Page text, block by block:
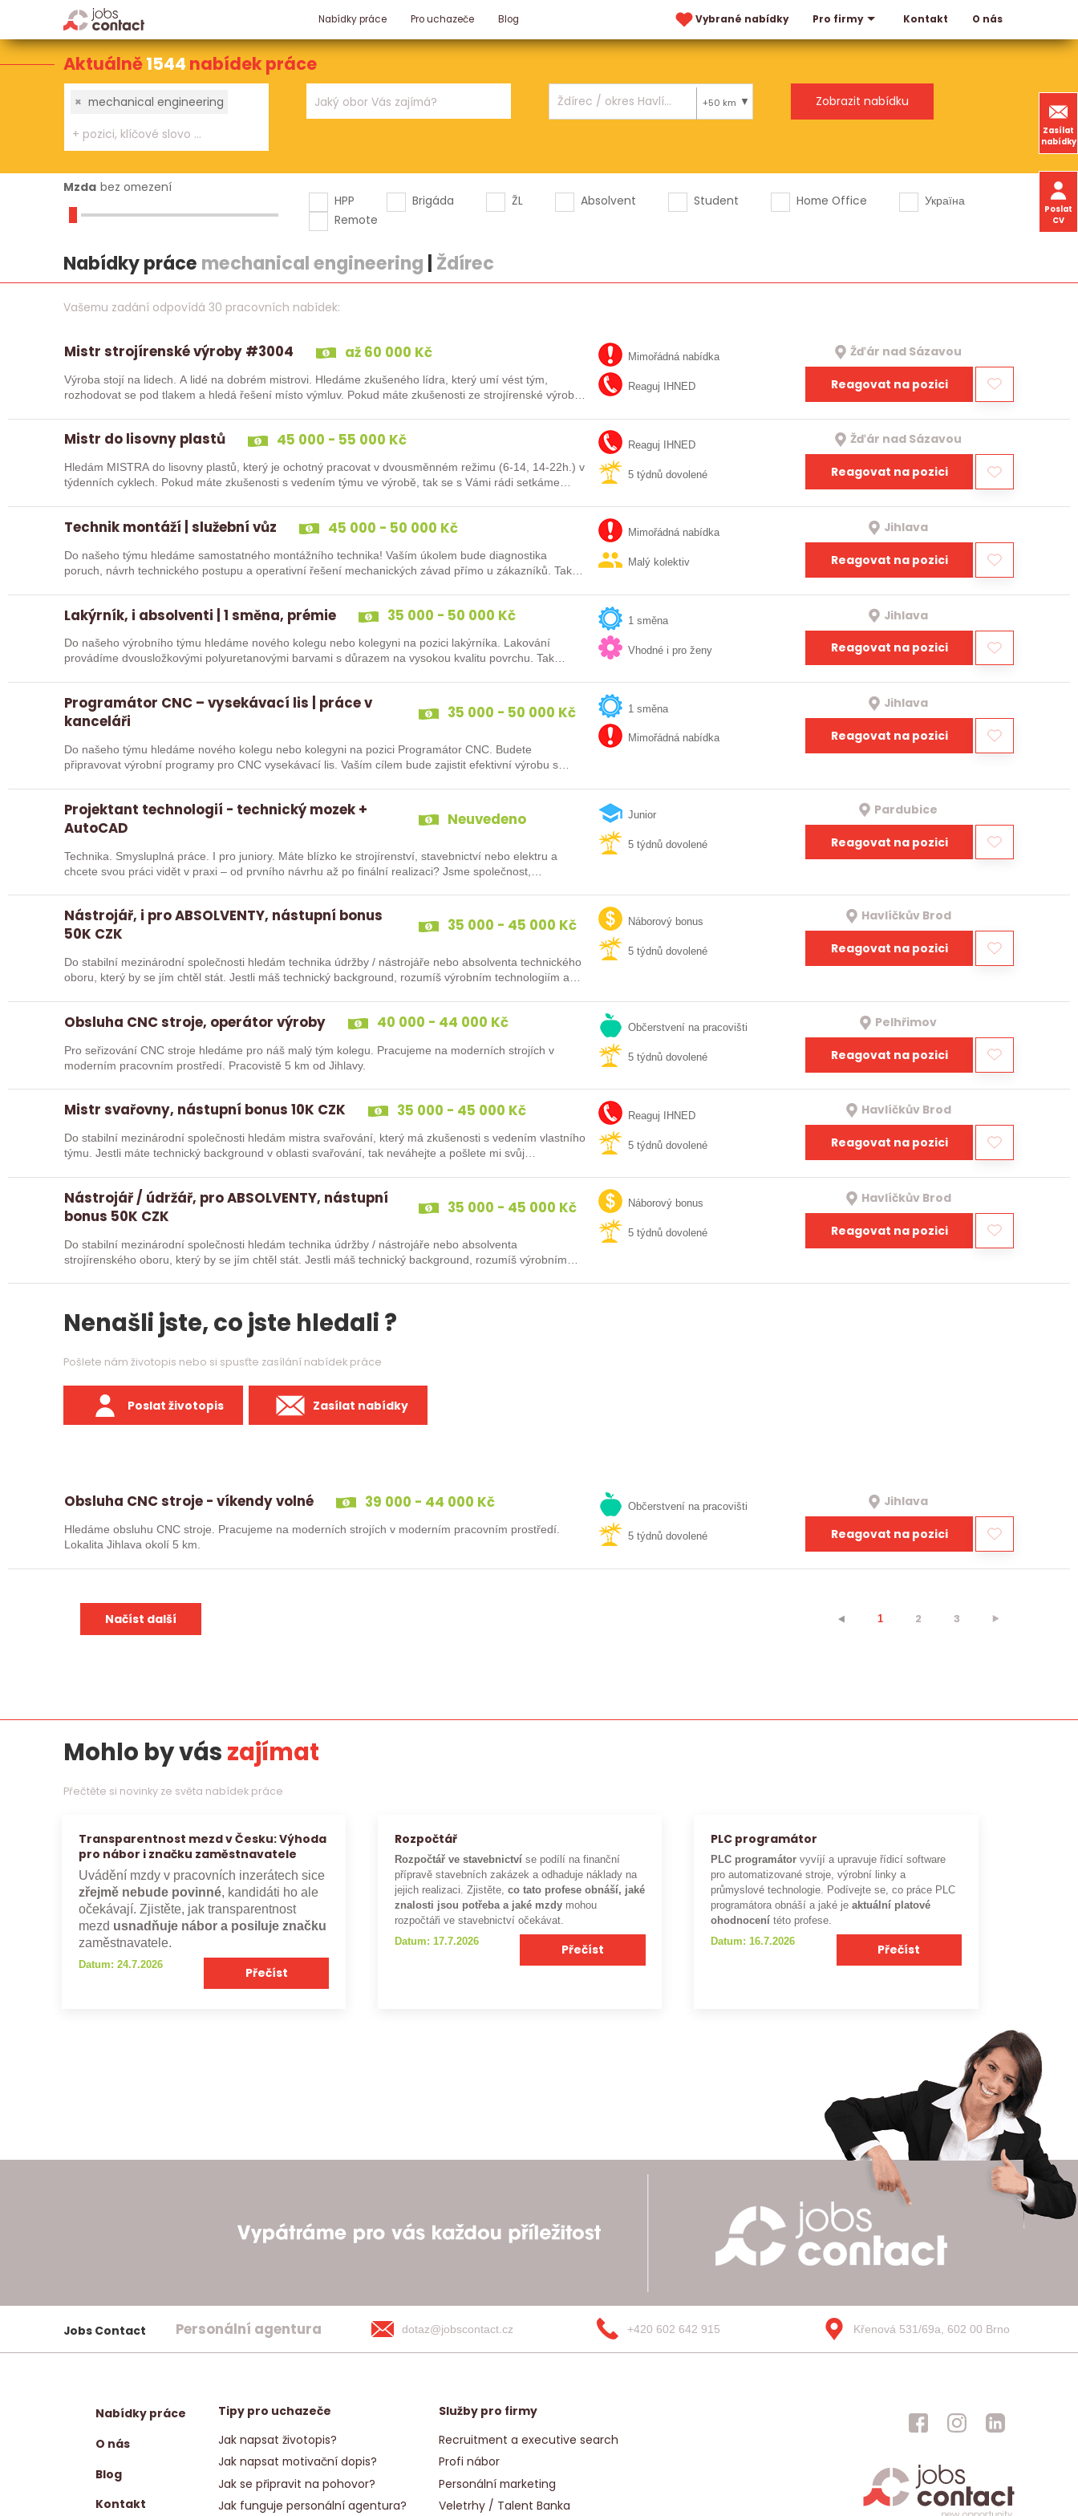
Nabídky práce Pro uchazeče Blog Vybrané nabídky Pro firmy Kontakt O nás
Zasílat
nabídky
Poslat
CV
Aktuálně1544 nabídek práce
× mechanical engineering +50 km
Mzda bez omezení
HPP
Brigáda ŽL Absolvent Student Home Office
Україна
Remote
Nabídky práce mechanical engineering Ždírec
Vašemu zadání odpovídá 30 pracovních nabídek:
Mistr strojírenské výroby #3004 až 60 000 Kč
Výroba stojí na lidech. A lidé na dobrém mistrovi. Hledáme zkušeného lídra, který umí vést tým,
rozhodovat se pod tlakem a hledá řešení místo výmluv. Pokud máte zkušenosti ze strojírenské výroby
Mimořádná nabídka
Reaguj IHNED
Žďár nad Sázavou
Reagovat na pozici
Mistr do lisovny plastů 45 000 - 55 000 Kč
Hledám MISTRA do lisovny plastů, který je ochotný pracovat v dvousměnném režimu (6-14, 14-22h.) v
týdenních cyklech. Pokud máte zkušenosti s vedením týmu ve výrobě, tak se s Vámi rádi setkáme
Reaguj IHNED
5 týdnů dovolené
Žďár nad Sázavou
Reagovat na pozici
Technik montáží | služební vůz 45 000 - 50 000 Kč
Do našeho týmu hledáme samostatného montážního technika! Vaším úkolem bude diagnostika
poruch, návrh technického postupu a operativní řešení mechanických závad přímo u zákazníků. Tak
Mimořádná nabídka
Malý kolektiv
Jihlava
Reagovat na pozici
Lakýrník, i absolventi | 1 směna, prémie 35 000 - 50 000 Kč
Do našeho výrobního týmu hledáme nového kolegu nebo kolegyni na pozici lakýrníka. Lakování
provádíme dvousložkovými polyuretanovými barvami s důrazem na vysokou kvalitu povrchu. Tak
1 směna
Vhodné i pro ženy
Jihlava
Reagovat na pozici
Programátor CNC – vysekávací lis | práce v
kanceláři
35 000 - 50 000 Kč
Do našeho týmu hledáme nového kolegu nebo kolegyni na pozici Programátor CNC. Budete
připravovat výrobní programy pro CNC vysekávací lis. Vaším cílem bude zajistit efektivní výrobu s
1 směna
Mimořádná nabídka
Jihlava
Reagovat na pozici
Projektant technologií - technický mozek +
AutoCAD
Neuvedeno
Technika. Smysluplná práce. I pro juniory. Máte blízko ke strojírenství, stavebnictví nebo elektru a
chcete svou práci vidět v praxi – od prvního návrhu až po finální realizaci? Jsme společnost,…
Junior
5 týdnů dovolené
Pardubice
Reagovat na pozici
Nástrojář, i pro ABSOLVENTY, nástupní bonus
50K CZK
35 000 - 45 000 Kč
Do stabilní mezinárodní společnosti hledám technika údržby / nástrojáře nebo absolventa technického
oboru, který by se jím chtěl stát. Jestli máš technický background, rozumíš výrobním technologiím a…
Náborový bonus
5 týdnů dovolené
Havlíčkův Brod
Reagovat na pozici
Obsluha CNC stroje, operátor výroby 40 000 - 44 000 Kč
Pro seřizování CNC stroje hledáme pro náš malý tým kolegu. Pracujeme na moderních strojích v
moderním pracovním prostředí. Pracovistě 5 km od Jihlavy.
Občerstvení na pracovišti
5 týdnů dovolené
Pelhřimov
Reagovat na pozici
Mistr svařovny, nástupní bonus 10K CZK 35 000 - 45 000 Kč
Do stabilní mezinárodní společnosti hledám mistra svařování, který má zkušenosti s vedením vlastního
týmu. Jestli máte technický background v oblasti svařování, tak neváhejte a pošlete mi svůj…
Reaguj IHNED
5 týdnů dovolené
Havlíčkův Brod
Reagovat na pozici
Nástrojář / údržář, pro ABSOLVENTY, nástupní
bonus 50K CZK
35 000 - 45 000 Kč
Do stabilní mezinárodní společnosti hledám technika údržby / nástrojáře nebo absolventa
strojírenského oboru, který by se jím chtěl stát. Jestli máš technický background, rozumíš výrobním…
Náborový bonus
5 týdnů dovolené
Havlíčkův Brod
Reagovat na pozici
Nenašli jste, co jste hledali ?
Pošlete nám životopis nebo si spusťte zasílání nabídek práce
Poslat životopis Zasílat nabídky
Obsluha CNC stroje - víkendy volné 39 000 - 44 000 Kč
Hledáme obsluhu CNC stroje. Pracujeme na moderních strojích v moderním pracovním prostředí.
Lokalita Jihlava okolí 5 km.
Občerstvení na pracovišti
5 týdnů dovolené
Jihlava
Reagovat na pozici
Načíst další ⯇ 1 2 3 ⯈
Mohlo by vászajímat
Přečtěte si novinky ze světa nabídek práce
Transparentnost mezd v Česku: Výhoda
pro nábor i značku zaměstnavatele
Uvádění mzdy v pracovních inzerátech sice
zřejmě nebude povinné, kandidáti ho ale
očekávají. Zjistěte, jak transparentnost
mezd usnadňuje nábor a posiluje značku
zaměstnavatele.
Datum: 24.7.2026
Přečíst
Rozpočtář
Rozpočtář ve stavebnictví se podílí na finanční
přípravě stavebních zakázek a odhaduje náklady na
jejich realizaci. Zjistěte,co tato profese obnáší, jaké
znalosti jsou potřeba a jaké mzdy mohou
rozpočtáři ve stavebnictví očekávat.
Datum: 17.7.2026
Přečíst
PLC programátor
PLC programátor vyvíjí a upravuje řídicí software
pro automatizované stroje, výrobní linky a
průmyslové technologie. Podívejte se, co práce PLC
programátora obnáší a jaké je aktuální platové
ohodnocení této profese.
Datum: 16.7.2026
Přečíst
Jobs Contact Personální agentura dotaz@jobscontact.cz +420 602 642 915 Křenová 531/69a, 602 00 Brno
Nabídky práce
O nás
Blog
Kontakt
Tipy pro uchazeče
Jak napsat životopis?
Jak napsat motivační dopis?
Jak se připravit na pohovor?
Jak funguje personální agentura?
Služby pro firmy
Recruitment a executive search
Profi nábor
Personální marketing
Veletrhy / Talent Banka